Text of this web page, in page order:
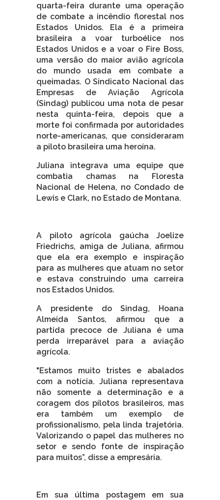
quarta-feira durante uma operação
de combate a incêndio florestal nos
Estados Unidos. Ela é a primeira
brasileira a voar turboélice nos
Estados Unidos e a voar o Fire Boss,
uma versão do maior avião agrícola
do mundo usada em combate a
queimadas. O Sindicato Nacional das
Empresas de Aviação Agrícola
(Sindag) publicou uma nota de pesar
nesta quinta-feira, depois que a
morte foi confirmada por autoridades
norte-americanas, que consideraram
a piloto brasileira uma heroína.
Juliana integrava uma equipe que
combatia chamas na Floresta
Nacional de Helena, no Condado de
Lewis e Clark, no Estado de Montana.
A piloto agrícola gaúcha Joelize
Friedrichs, amiga de Juliana, afirmou
que ela era exemplo e inspiração
para as mulheres que atuam no setor
e estava construindo uma carreira
nos Estados Unidos.
A presidente do Sindag, Hoana
Almeida Santos, afirmou que a
partida precoce de Juliana é uma
perda irreparável para a aviação
agrícola.
"Estamos muito tristes e abalados
com a notícia. Juliana representava
não somente a determinação e a
coragem dos pilotos brasileiros, mas
era também um exemplo de
profissionalismo, pela linda trajetória.
Valorizando o papel das mulheres no
setor e sendo fonte de inspiração
para muitos”, disse a empresária.
Em sua última postagem em sua